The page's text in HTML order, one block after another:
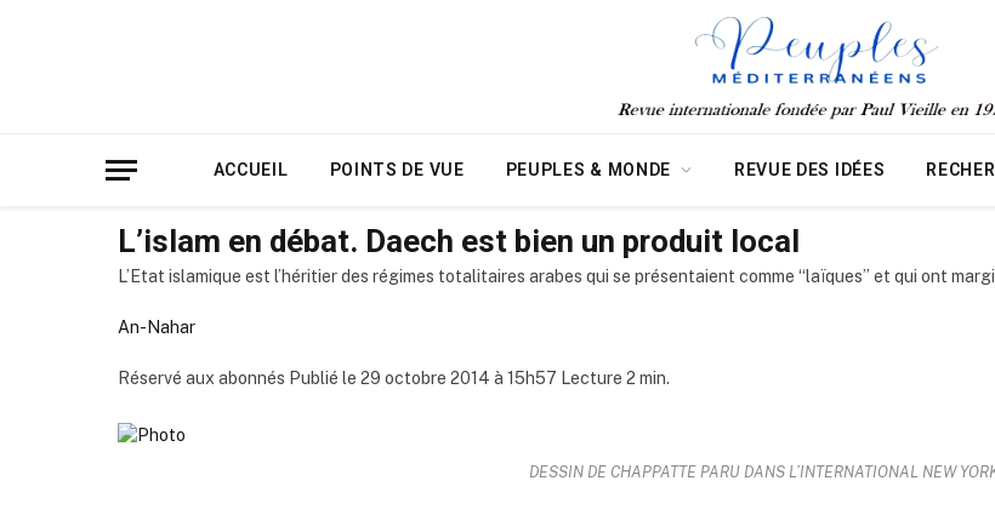
ACCUEIL POINTS DE VUE PEUPLES & MONDE REVUE DES IDÉES
L’islam en débat. Daech est bien un produit local
L’Etat islamique est l’héritier des régimes totalitaires arabes qui se présentaient comme “laïques” et qui ont
An-Nahar
Réservé aux abonnés Publié le 29 octobre 2014 à 15h57 Lecture 2 min.
DESSIN DE CHAPPATTE PARU DANS L’INTERNATIONAL NEW